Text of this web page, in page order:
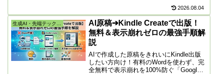
作権、審査、ロイヤリティの注意点も紹
介します。
2026.08.04
生成AI・先端テック・株
AI原稿➔Kindle Createで出版！
無料＆表示崩れゼロの最強手順解
説
AIで作成した原稿をきれいにKindle出版
したい方向け！有料のWordを使わず、完
全無料で表示崩れを100%防ぐ「Google